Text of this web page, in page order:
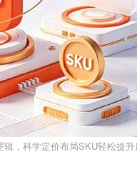
辑，科学定价布局SKU轻松提